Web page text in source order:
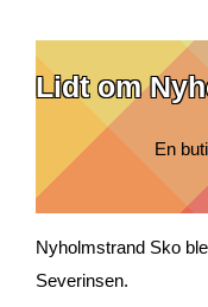
pris
var:
Lidt om
En
Nyholmstrand Sko
Severinsen.